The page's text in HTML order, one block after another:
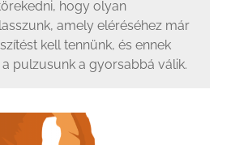
hogy olyan
amely eléréséhez már
kell tennünk, és ennek
pulzusunk a gyorsabbá válik.